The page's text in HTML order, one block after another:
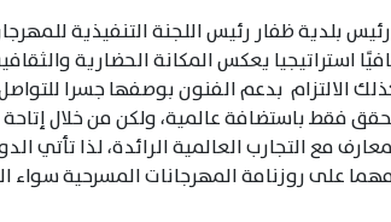
بلدية ظفار رئيس اللجنة التنفيذية
استراتيجيا يعكس المكانة الحضارية
الالتزام بدعم الفنون بوصفها جسرا
فقط باستضافة عالمية، ولكن من خلال إتاحة
مع التجارب العالمية الرائدة، لذا تأتي
على روزنامة المهرجانات المسرحية سواء